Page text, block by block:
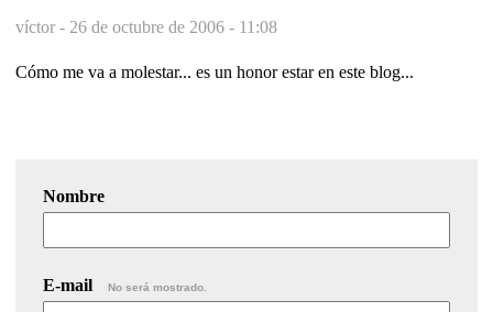
víctor - 26 de octubre de 2006 - 11:08
Cómo me va a molestar... es un honor estar en este blog...
Nombre
E-mail No será mostrado.